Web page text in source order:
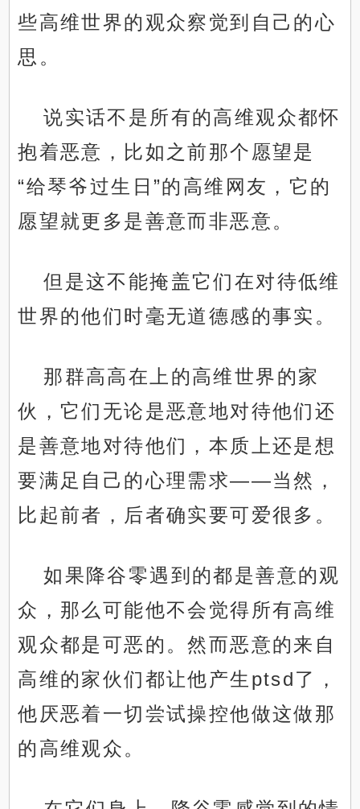
些高维世界的观众察觉到自己的心
思。
说实话不是所有的高维观众都怀
抱着恶意，比如之前那个愿望是
“给琴爷过生日”的高维网友，它的
愿望就更多是善意而非恶意。
但是这不能掩盖它们在对待低维
世界的他们时毫无道德感的事实。
那群高高在上的高维世界的家
伙，它们无论是恶意地对待他们还
是善意地对待他们，本质上还是想
要满足自己的心理需求——当然，
比起前者，后者确实要可爱很多。
如果降谷零遇到的都是善意的观
众，那么可能他不会觉得所有高维
观众都是可恶的。然而恶意的来自
高维的家伙们都让他产生ptsd了，
他厌恶着一切尝试操控他做这做那
的高维观众。